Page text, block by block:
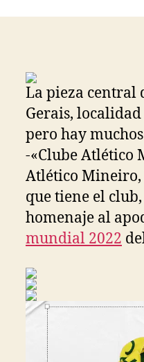
La pieza central
Gerais,
pero hay
-«Clube Atlético
Atlético Mineiro,
que tiene el
homenaje al
mundial 2022